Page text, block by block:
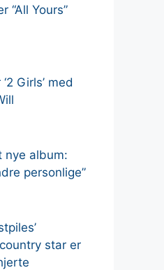
“All Yours”
Girls’ med
nye album:
personlige”
star er